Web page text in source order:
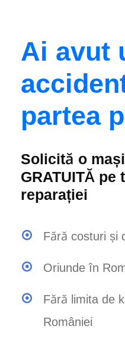
Ai avut
partea
Solicită o
GRATUITĂ pe
reparației
Fără costuri și
Oriunde în
Fără limita de
României